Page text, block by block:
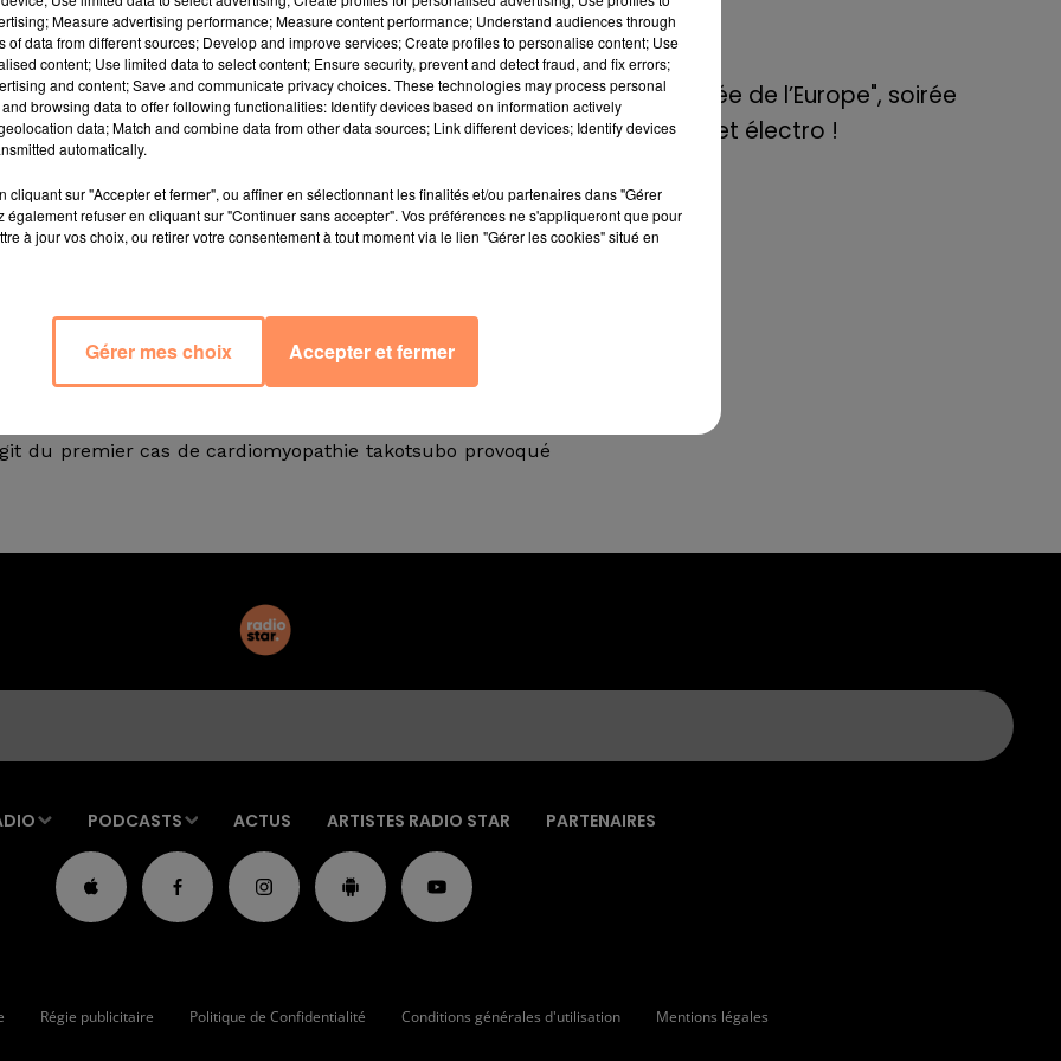
la vie à cette femme: elle a confondu wasabi et avocat
Lors d'un mariage, une invitée âgée de 60 ans a
d’avocat, avec le wasabi. Après avoir consommé ce
une pression au niveau de la poitrine. Ce cas a été
Reports.
une pression soudaine qui s’est diffusée dans ses
femme a été conduite aux urgences où les médecins lui
appelée "syndrome du cœur brisé" car les symptômes
du myocarde.
du premier cas de cardiomyopathie takotsubo provoqué
de E=M6
8 mai 2022
Aix : "Journée de l’Europe", soirée
danse et set électro !
PODCASTS ACTUS ARTISTES RADIO STAR PARTENAIRES
Régie publicitaire Politique de Confidentialité Conditions générales d'utilisation Mentions légales
Measure advertising performance; Measure content performance; Understand audiences through
of data from different sources; Develop and improve services; Create profiles to personalise content; Use
content; Use limited data to select content; Ensure security, prevent and detect fraud, and fix errors;
and content; Save and communicate privacy choices. These technologies may process personal
browsing data to offer following functionalities: Identify devices based on information actively
data; Match and combine data from other data sources; Link different devices; Identify devices
automatically.
cliquant sur "Accepter et fermer", ou affiner en sélectionnant les finalités et/ou partenaires dans "Gérer
également refuser en cliquant sur "Continuer sans accepter". Vos préférences ne s'appliqueront que pour
à jour vos choix, ou retirer votre consentement à tout moment via le lien "Gérer les cookies" situé en
Gérer mes choix Accepter et fermer